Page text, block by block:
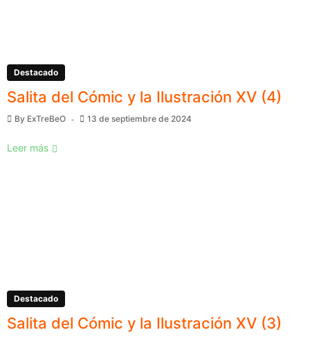
Destacado
Salita del Cómic y la Ilustración XV (4)
By ExTreBeO 13 de septiembre de 2024
Leer más
Destacado
Salita del Cómic y la Ilustración XV (3)